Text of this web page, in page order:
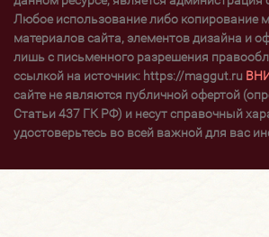
Любое использование либо копирование
материалов сайта, элементов дизайна и
лишь с письменного разрешения
ссылкой на источник: https://maggut.ru
сайте не являются публичной офертой
Статьи 437 ГК РФ) и несут справочный
удостоверьтесь во всей важной для вас